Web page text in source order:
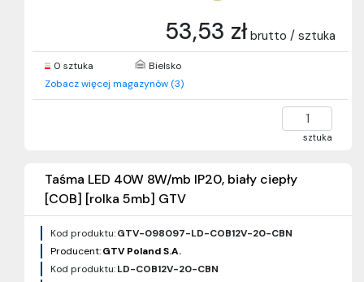
53,53 zł brutto / sztuka
0 sztuka
Bielsko
Zobacz więcej magazynów (3)
sztuka
Taśma LED 40W 8W/mb IP20, biały ciepły
[COB] [rolka 5mb] GTV
Kod produktu:GTV-098097-LD-COB12V-20-CBN
Producent:GTV Poland S.A.
Kod produktu:LD-COB12V-20-CBN